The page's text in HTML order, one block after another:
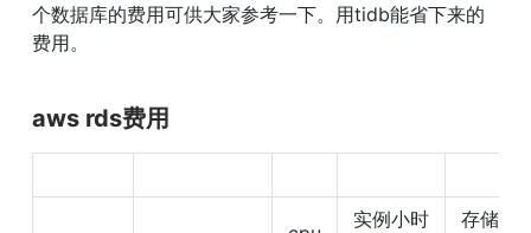
个数据库的费用可供大家参考一下。用tidb能省下来的
费用。
aws rds费用
实例小时
存储费